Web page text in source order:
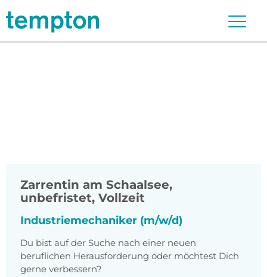
Zarrentin am Schaalsee,
unbefristet, Vollzeit
Industriemechaniker (m/w/d)
Du bist auf der Suche nach einer neuen
beruflichen Herausforderung oder möchtest Dich
gerne verbessern?